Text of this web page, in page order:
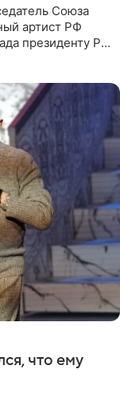
Союза
артист РФ
президенту РФ
что ему